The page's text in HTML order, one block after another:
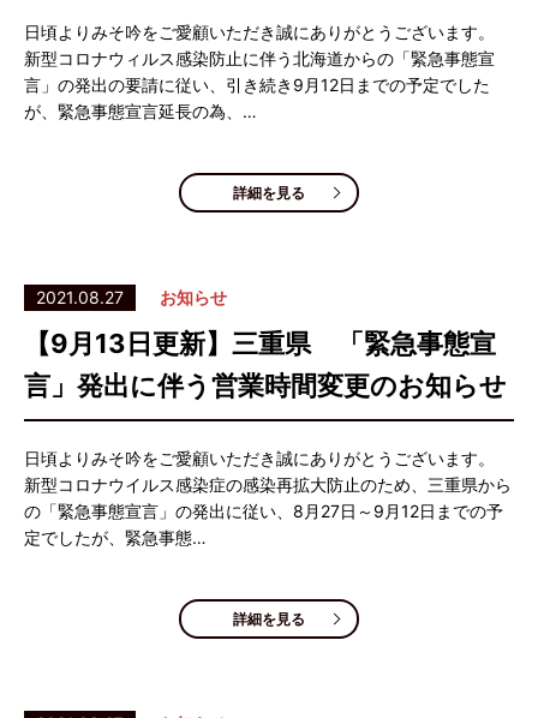
日頃よりみそ吟をご愛顧いただき誠にありがとうございます。
新型コロナウィルス感染防止に伴う北海道からの「緊急事態宣
言」の発出の要請に従い、引き続き9月12日までの予定でした
が、緊急事態宣言延長の為、…
詳細を見る
2021.08.27 お知らせ
【9月13日更新】三重県 「緊急事態宣
言」発出に伴う営業時間変更のお知らせ
日頃よりみそ吟をご愛顧いただき誠にありがとうございます。
新型コロナウイルス感染症の感染再拡大防止のため、三重県から
の「緊急事態宣言」の発出に従い、8月27日～9月12日までの予
定でしたが、緊急事態…
詳細を見る